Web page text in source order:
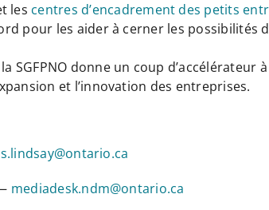
les centres d’encadrement des petits
pour les aider à cerner les possibilités
SGFPNO donne un coup
et l’innovation des entreprises.
mediadesk.ndm@ontario.ca